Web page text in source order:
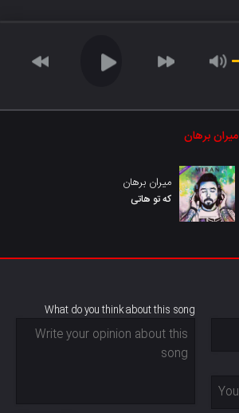
میران برهان
میران برهان
که تو هاتی
What do you think about this song